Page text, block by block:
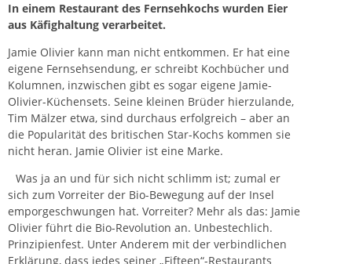
In einem Restaurant des Fernsehkochs wurden Eier
aus Käfighaltung verarbeitet.
Jamie Olivier kann man nicht entkommen. Er hat eine
eigene Fernsehsendung, er schreibt Kochbücher und
Kolumnen, inzwischen gibt es sogar eigene Jamie-
Olivier-Küchensets. Seine kleinen Brüder hierzulande,
Tim Mälzer etwa, sind durchaus erfolgreich – aber an
die Popularität des britischen Star-Kochs kommen sie
nicht heran. Jamie Olivier ist eine Marke.
Was ja an und für sich nicht schlimm ist; zumal er
sich zum Vorreiter der Bio-Bewegung auf der Insel
emporgeschwungen hat. Vorreiter? Mehr als das: Jamie
Olivier führt die Bio-Revolution an. Unbestechlich.
Prinzipienfest. Unter Anderem mit der verbindlichen
Erklärung, dass jedes seiner „Fifteen“-Restaurants